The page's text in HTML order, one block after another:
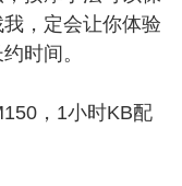
，定会让你体验
时间。
，1小时KB配